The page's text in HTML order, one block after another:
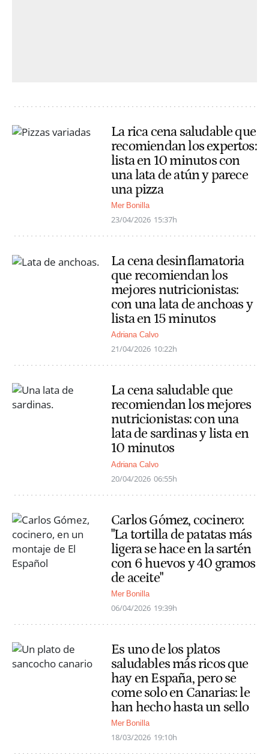
La rica cena saludable que
recomiendan los expertos:
lista en 10 minutos con
una lata de atún y parece
una pizza
Mer Bonilla
23/04/2026 15:37h
La cena desinflamatoria
que recomiendan los
mejores nutricionistas:
con una lata de anchoas y
lista en 15 minutos
Adriana Calvo
21/04/2026 10:22h
La cena saludable que
recomiendan los mejores
nutricionistas: con una
lata de sardinas y lista en
10 minutos
Adriana Calvo
20/04/2026 06:55h
Carlos Gómez, cocinero:
"La tortilla de patatas más
ligera se hace en la sartén
con 6 huevos y 40 gramos
de aceite"
Mer Bonilla
06/04/2026 19:39h
Es uno de los platos
saludables más ricos que
hay en España, pero se
come solo en Canarias: le
han hecho hasta un sello
Mer Bonilla
18/03/2026 19:10h